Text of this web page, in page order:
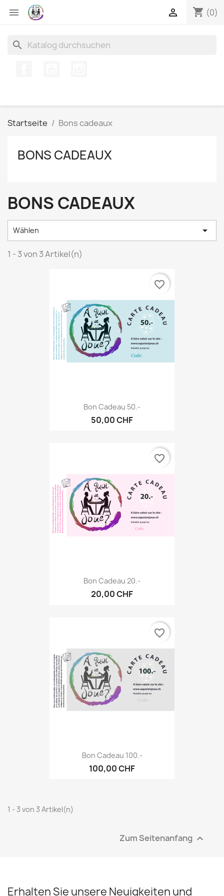
 shopping_cart (0)

search
Startseite Bons cadeaux
BONS CADEAUX
BONS CADEAUX
Wählen 
1 - 3 von 3 Artikel(n)
Bon Cadeau 50.-
50,00 CHF
favorite_border
Bon Cadeau 20.-
20,00 CHF
favorite_border
Bon Cadeau 100.-
100,00 CHF
favorite_border
1 - 3 von 3 Artikel(n)
Zum Seitenanfang 
Erhalten Sie unsere Neuigkeiten und